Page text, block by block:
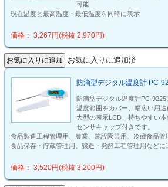
可能
現在温度と最高温度・最低温度を同時に表示
価格： 3,267円(税抜 2,970円)
お気に入りに追加済
防滴型デジタル温度計 PC-
防滴型デジタル温度計PC-
温度範囲をカバー、幅広い用途
大型の表示LCD、持ちやすい
センサキャップ付きです。
食品製造工程管理用、農業、施設園芸用、冷蔵食品管
食品保存・貯蔵管理用、醸造・発酵工程管理用などに
価格： 3,520円(税抜 3,200円)